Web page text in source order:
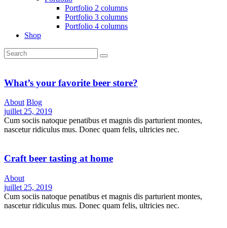
Portfolio 2 columns
Portfolio 3 columns
Portfolio 4 columns
Shop
What’s your favorite beer store?
About Blog
juillet 25, 2019
Cum sociis natoque penatibus et magnis dis parturient montes,
nascetur ridiculus mus. Donec quam felis, ultricies nec.
Craft beer tasting at home
About
juillet 25, 2019
Cum sociis natoque penatibus et magnis dis parturient montes,
nascetur ridiculus mus. Donec quam felis, ultricies nec.